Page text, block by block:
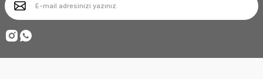
Ürün fiyatı diğer sitelerden daha pahalı.
Bu ürüne benzer farklı alternatifler olmalı.
Deneyimini Paylaş